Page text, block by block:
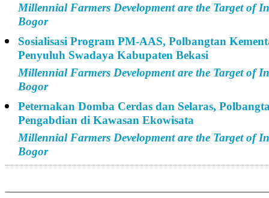
Millennial Farmers Development are the Target of
Bogor
Sosialisasi Program PM-AAS, Polbangtan
Penyuluh Swadaya Kabupaten Bekasi
Millennial Farmers Development are the Target of
Bogor
Peternakan Domba Cerdas dan Selaras,
Pengabdian di Kawasan Ekowisata
Millennial Farmers Development are the Target of
Bogor